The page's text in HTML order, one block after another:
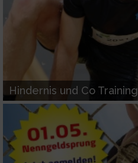
Hindernis und Co Training